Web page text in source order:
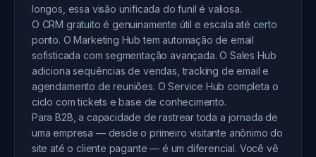
longos, essa visão unificada do funil é valiosa.
O CRM gratuito é genuinamente útil e escala até certo
ponto. O Marketing Hub tem automação de email
sofisticada com segmentação avançada. O Sales Hub
adiciona sequências de vendas, tracking de email e
agendamento de reuniões. O Service Hub completa o
ciclo com tickets e base de conhecimento.
Para B2B, a capacidade de rastrear toda a jornada de
uma empresa — desde o primeiro visitante anônimo do
site até o cliente pagante — é um diferencial. Você vê